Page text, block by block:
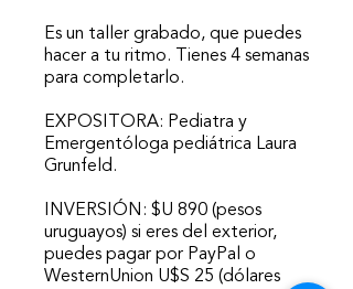
Es un taller grabado, que puedes
hacer a tu ritmo. Tienes 4 semanas
para completarlo.
EXPOSITORA: Pediatra y
Emergentóloga pediátrica Laura
Grunfeld.
INVERSIÓN: $U 890 (pesos
uruguayos) si eres del exterior,
puedes pagar por PayPal o
WesternUnion U$S 25 (dólares